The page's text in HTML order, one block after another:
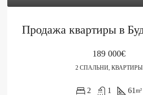
189 000€
2 СПАЛЬНИ, КВАРТИРЫ
2 1 61 m²